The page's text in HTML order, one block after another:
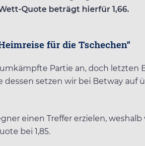
Quote beträgt hierfür 1,66.
für die Tschechen“
Partie an, doch
dessen setzen wir bei Betway auf
einen Treffer erzielen,
bei 1,85.